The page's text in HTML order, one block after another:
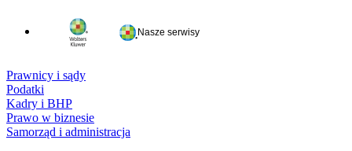
Nasze serwisy
Prawnicy i sądy
Podatki
Kadry i BHP
Prawo w biznesie
Samorząd i administracja